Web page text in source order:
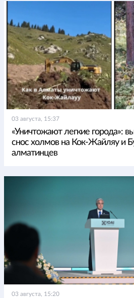
03 августа, 15:37
«Уничтожают легкие города»:
снос холмов на Кок-Жайляу и
алматинцев
03 августа, 15:20